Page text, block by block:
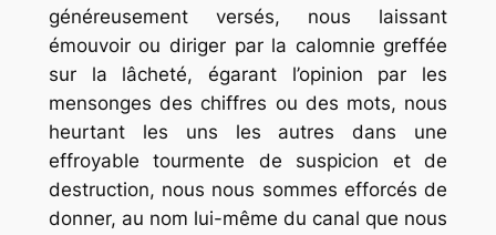
généreusement versés, nous laissant
émouvoir ou diriger par la calomnie greffée
sur la lâcheté, égarant l’opinion par les
mensonges des chiffres ou des mots, nous
heurtant les uns les autres dans une
effroyable tourmente de suspicion et de
destruction, nous nous sommes efforcés de
donner, au nom lui-même du canal que nous